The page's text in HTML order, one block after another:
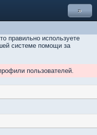
»
правильно используете
системе помощи за
пользователей.